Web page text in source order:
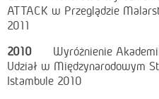
ATTACK w Przeglądzie
2011
2010 Wyróżnienie Akademii
Udział w Międzynarodowym
Istambule 2010